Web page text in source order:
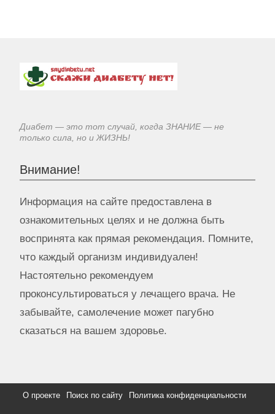
Диабет — это тот случай, когда ЗНАНИЕ — не
только сила, но и ЖИЗНЬ!
Внимание!
Информация на сайте предоставлена в
ознакомительных целях и не должна быть
воспринята как прямая рекомендация. Помните,
что каждый организм индивидуален!
Настоятельно рекомендуем
проконсультироваться у лечащего врача. Не
забывайте, самолечение может пагубно
сказаться на вашем здоровье.
О проекте Поиск по сайту Политика конфиденциальности